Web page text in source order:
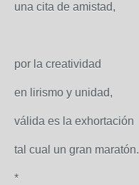
una cita de amistad,
por la creatividad
en lirismo y unidad,
válida es la exhortación
tal cual un gran maratón.
*